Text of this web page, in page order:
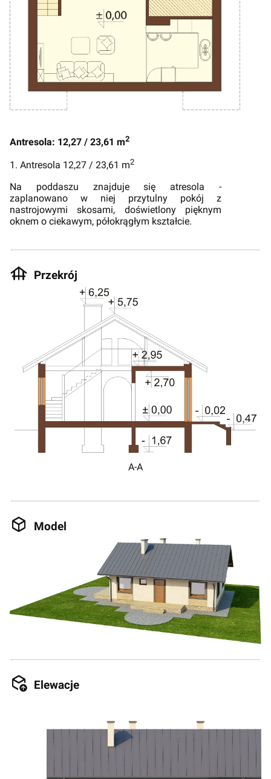
Antresola: 12,27 / 23,61 m2
1. Antresola 12,27 / 23,61 m2
Na poddaszu znajduje się atresola -
zaplanowano w niej przytulny pokój z
nastrojowymi skosami, doświetlony pięknym
oknem o ciekawym, półokrągłym kształcie.
Przekrój
A-A
Model
Elewacje